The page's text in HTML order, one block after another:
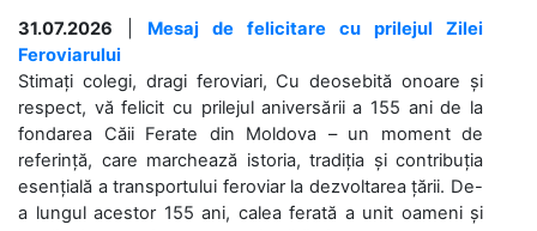
31.07.2026
Mesaj de felicitare cu prilejul Zilei
Feroviarului
Stimați colegi, dragi feroviari, Cu deosebită onoare și
respect, vă felicit cu prilejul aniversării a 155 ani de la
fondarea Căii Ferate din Moldova – un moment de
referință, care marchează istoria, tradiția și contribuția
esențială a transportului feroviar la dezvoltarea țării. De-
a lungul acestor 155 ani, calea ferată a unit oameni și